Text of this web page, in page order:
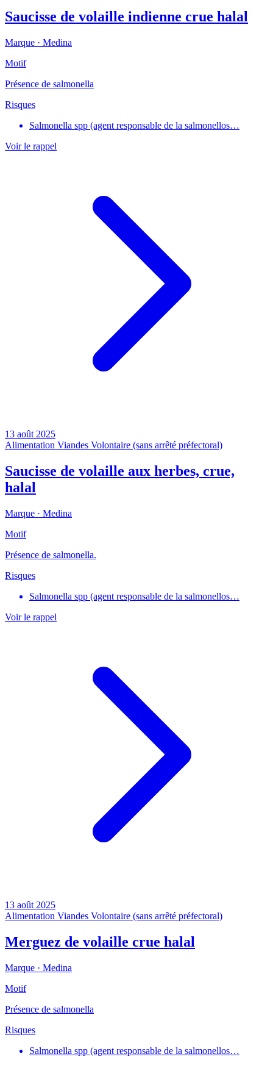
Saucisse de volaille indienne crue halal
Marque · Medina
Motif
Présence de salmonella
Risques
Salmonella spp (agent responsable de la salmonellos…
Voir le rappel
13 août 2025
Alimentation Viandes Volontaire (sans arrêté préfectoral)
Saucisse de volaille aux herbes, crue,
halal
Marque · Medina
Motif
Présence de salmonella.
Risques
Salmonella spp (agent responsable de la salmonellos…
Voir le rappel
13 août 2025
Alimentation Viandes Volontaire (sans arrêté préfectoral)
Merguez de volaille crue halal
Marque · Medina
Motif
Présence de salmonella
Risques
Salmonella spp (agent responsable de la salmonellos…